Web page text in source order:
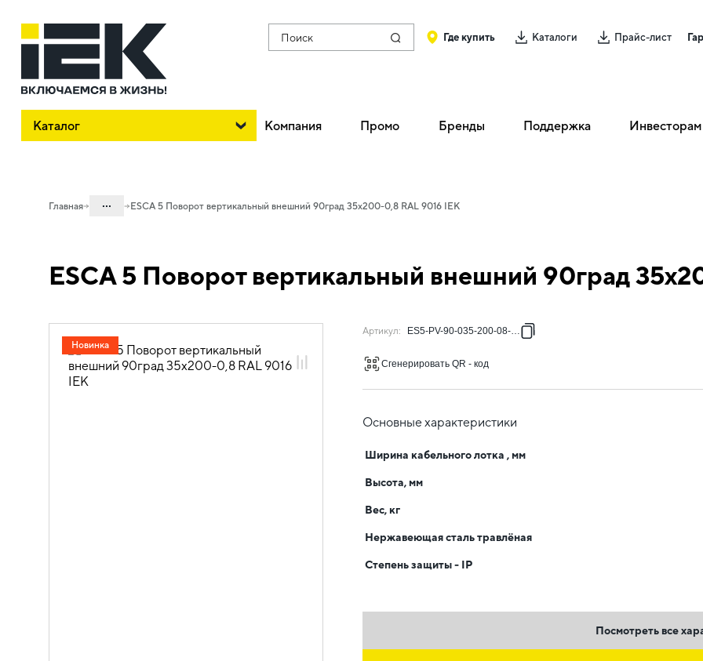
Поиск Где купить Каталоги Прайс-лист
Каталог Компания Промо Бренды Поддержка Инвесторам
Главная ...
05. Системы для прокладки кабеля
05.04 Кабельные лотки и аксессуары
05.04.04.03 Аксессуары для лотков
листовых ESCA
ESCA 5 Поворот вертикальный внешний 90град 35х200-0,8 RAL 9016 IEK
ESCA 5 Поворот вертикальный внешний 90град
Новинка
Артикул: ES5-PV-90-035-200-08-RGA
Сгенерировать QR - код
Основные характеристики
Ширина кабельного лотка , мм
Высота, мм
Вес, кг
Нержавеющая сталь травлёная
Степень защиты - IP
Посмотреть все